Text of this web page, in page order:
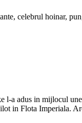
celebrul hoinar,
a adus in mijlocul
in Flota Imperiala.